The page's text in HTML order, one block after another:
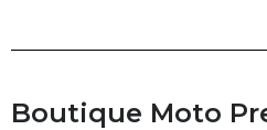
Boutique Moto